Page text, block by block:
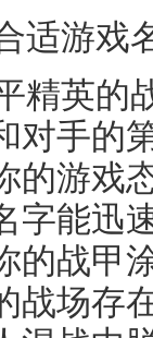
适游戏
精英的
对手的
的游戏
字能迅
的战甲
战场存